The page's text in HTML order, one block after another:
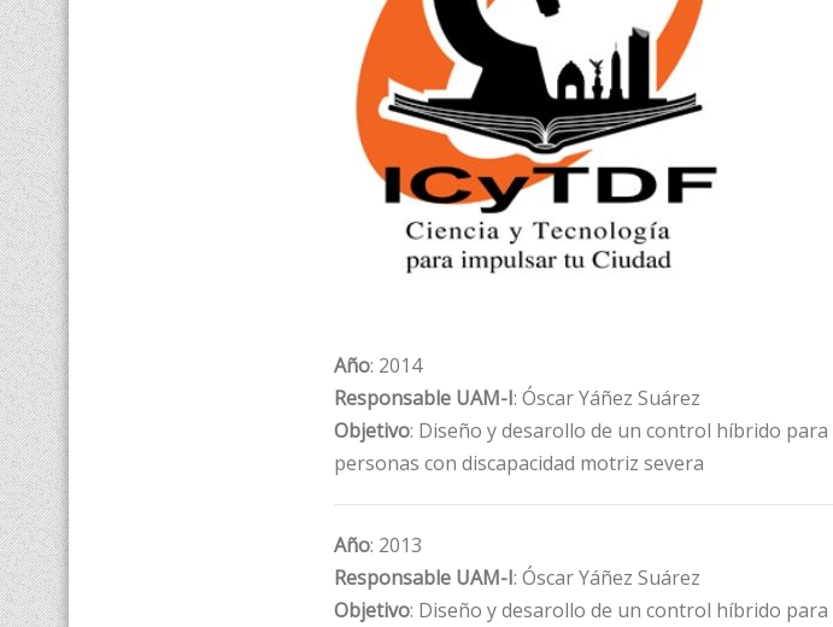
Año: 2014
Responsable UAM-I: Óscar Yáñez Suárez
Objetivo: Diseño y desarollo de un control híbrido
personas con discapacidad motriz severa
Año: 2013
Responsable UAM-I: Óscar Yáñez Suárez
Objetivo: Diseño y desarollo de un control híbrido